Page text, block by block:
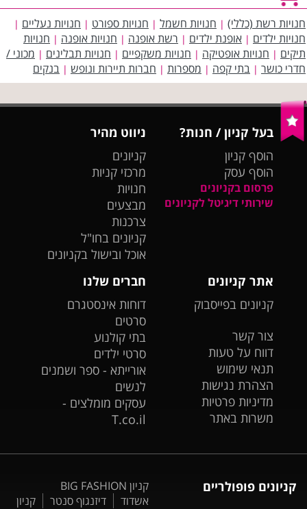
חנויות רשת (כללי) | חנויות חשמל | חנויות ספורט | חנויות נעליים |
חנויות ילדים | אופנת ילדים | רשת אופנה | חנויות אופנה | חנויות
תיקים | חנויות אופטיקה | חנויות משקפיים | חנויות תבלינים | מכוני /
חדרי כושר | בתי קפה | מספרות | חברות תיירות ונופש | בנקים
בעל קניון / חנות?
הוסף קניון
הוסף עסק
פרסום בקניונים
שירותי דיגיטל לקניונים
ניווט מהיר
קניונים
מרכזי קניות
חנויות
מבצעים
צרכנות
קניונים בחו"ל
אוכל ובישול בקניונים
אתר קניונים
קניונים בפייסבוק
צור קשר
דווח על טעות
תנאי שימוש
הצהרת נגישות
מדיניות פרטיות
משרות באתר
חברים שלנו
דוחות אינסטגרם
סרטים
בתי קולנוע
סרטי ילדים
אורייתא - ספר ושמנים
לנשים
עסקים מומלצים -
T.co.il
קניונים פופולריים
קניון BIG FASHION
אשדוד
דיזנגוף סנטר
קניון